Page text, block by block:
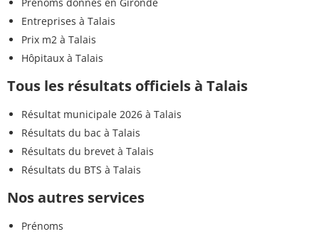
Prénoms donnés en Gironde
Entreprises à Talais
Prix m2 à Talais
Hôpitaux à Talais
Tous les résultats officiels à Talais
Résultat municipale 2026 à Talais
Résultats du bac à Talais
Résultats du brevet à Talais
Résultats du BTS à Talais
Nos autres services
Prénoms